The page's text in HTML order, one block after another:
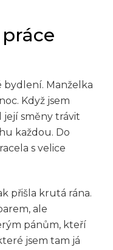
bydlení. Manželka
Když jsem
její směny trávit
každou. Do
s velice
přišla krutá rána.
ale
pánům, kteří
jsem tam já